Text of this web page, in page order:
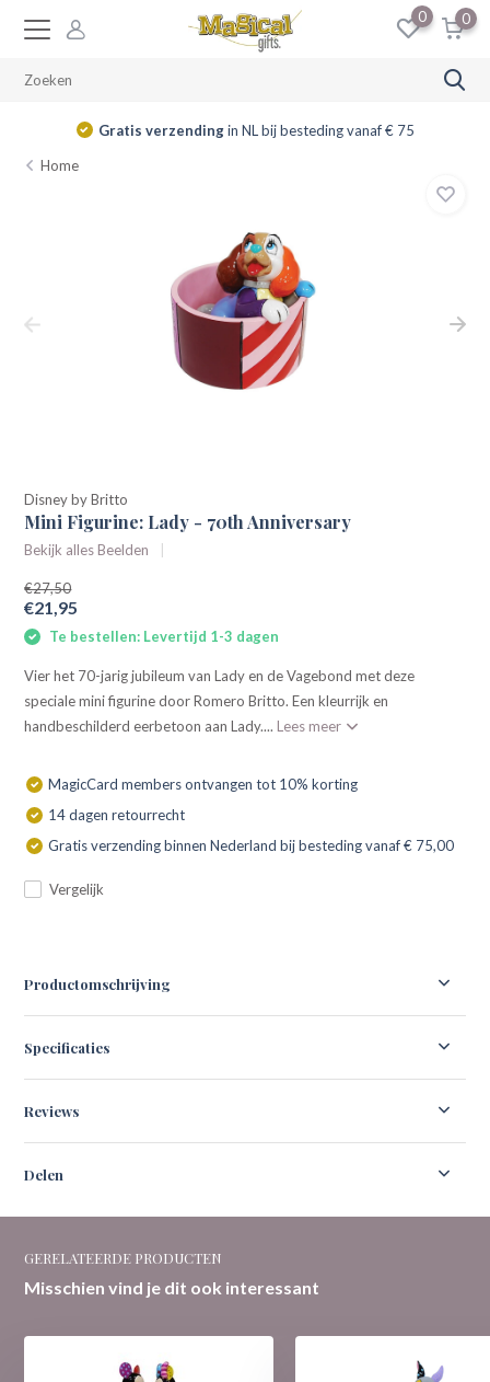
0 0
Gratis verzendingin NL bij besteding vanaf € 75
Home
Disney by Britto
Mini Figurine: Lady - 70th Anniversary
Bekijk alles Beelden
€27,50
€21,95
Te bestellen: Levertijd 1-3 dagen
Vier het 70-jarig jubileum van Lady en de Vagebond met deze
speciale mini figurine door Romero Britto. Een kleurrijk en
handbeschilderd eerbetoon aan Lady.... Lees meer
MagicCard members ontvangen tot 10% korting
14 dagen retourrecht
Gratis verzending binnen Nederland bij besteding vanaf € 75,00
Vergelijk
Productomschrijving
Specificaties
Reviews
Delen
GERELATEERDE PRODUCTEN
Misschien vind je dit ook interessant